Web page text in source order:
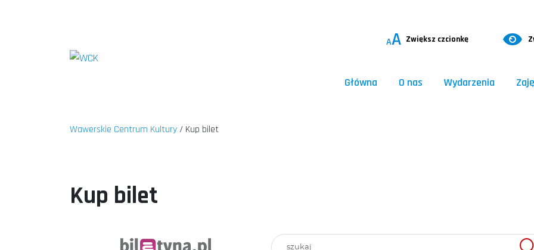
AA Zwiększ czcionkę
Główna O nas Wydarzenia
Wawerskie Centrum Kultury Kup bilet
Kup bilet